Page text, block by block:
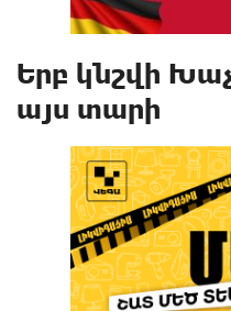
Երբ կնշվի
այս տարի